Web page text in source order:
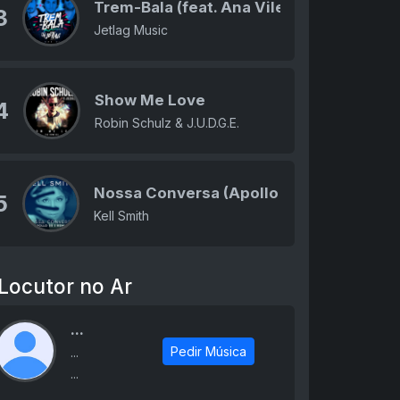
Trem-Bala (feat. Ana Vilela)
Jetlag Music
Show Me Love
Robin Schulz & J.U.D.G.E.
Nossa Conversa (Apollo 55 Remix)
Kell Smith
Locutor no Ar
...
...
...
Pedir Música